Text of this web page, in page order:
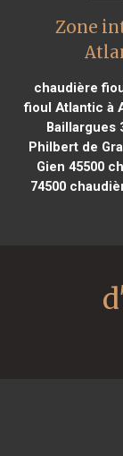
Zone
chaudière
fioul Atlantic à
Baillargues
Philbert de
Gien 45500
74500